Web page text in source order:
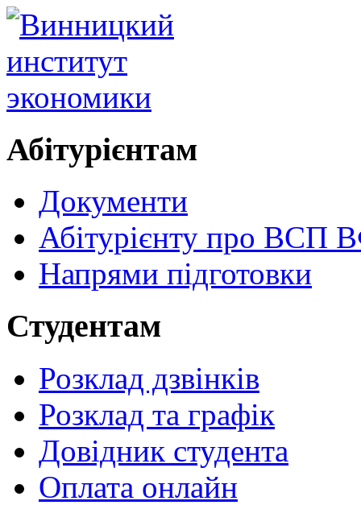
Абітурієнтам
Документи
Абітурієнту про ВСП
Напрями підготовки
Студентам
Розклад дзвінків
Розклад та графік
Довідник студента
Оплата онлайн